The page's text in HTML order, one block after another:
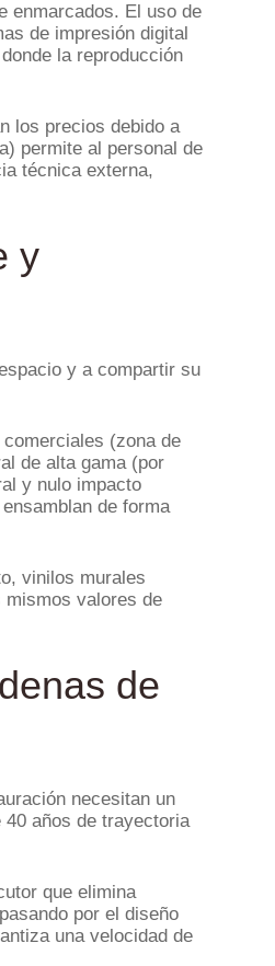
enmarcados. El uso de
de impresión digital
la reproducción
los precios debido a
permite al personal de
técnica externa,
y
y a compartir su
(zona de
de alta gama (por
y nulo impacto
de forma
vinilos murales
mismos valores de
de
necesitan un
años de trayectoria
que elimina
por el diseño
una velocidad de